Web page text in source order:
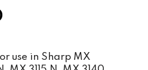
use in Sharp MX